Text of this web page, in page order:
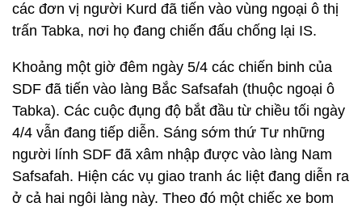
các đơn vị người Kurd đã tiến vào vùng ngoại ô thị
trấn Tabka, nơi họ đang chiến đấu chống lại IS.
Khoảng một giờ đêm ngày 5/4 các chiến binh của
SDF đã tiến vào làng Bắc Safsafah (thuộc ngoại ô
Tabka). Các cuộc đụng độ bắt đầu từ chiều tối ngày
4/4 vẫn đang tiếp diễn. Sáng sớm thứ Tư những
người lính SDF đã xâm nhập được vào làng Nam
Safsafah. Hiện các vụ giao tranh ác liệt đang diễn ra
ở cả hai ngôi làng này. Theo đó một chiếc xe bom